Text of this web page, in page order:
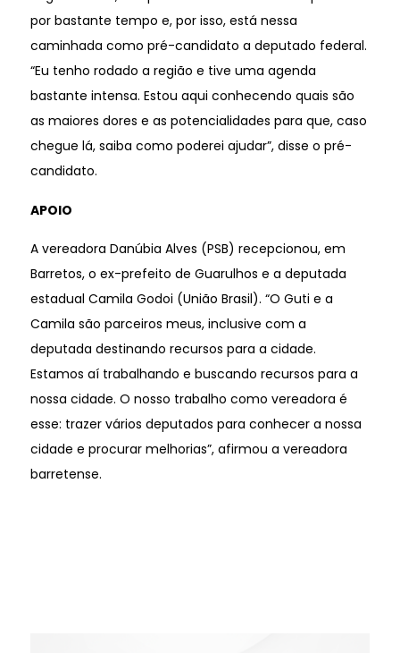
por bastante tempo e, por isso, está nessa
caminhada como pré-candidato a deputado federal.
“Eu tenho rodado a região e tive uma agenda
bastante intensa. Estou aqui conhecendo quais são
as maiores dores e as potencialidades para que, caso
chegue lá, saiba como poderei ajudar”, disse o pré-
candidato.
APOIO
A vereadora Danúbia Alves (PSB) recepcionou, em
Barretos, o ex-prefeito de Guarulhos e a deputada
estadual Camila Godoi (União Brasil). “O Guti e a
Camila são parceiros meus, inclusive com a
deputada destinando recursos para a cidade.
Estamos aí trabalhando e buscando recursos para a
nossa cidade. O nosso trabalho como vereadora é
esse: trazer vários deputados para conhecer a nossa
cidade e procurar melhorias”, afirmou a vereadora
barretense.